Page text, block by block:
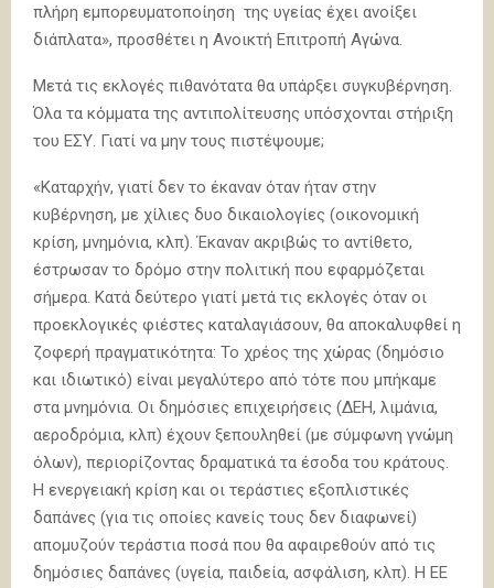
πλήρη εμπορευματοποίηση της υγείας έχει ανοίξει
διάπλατα», προσθέτει η Ανοικτή Επιτροπή Αγώνα.
Μετά τις εκλογές πιθανότατα θα υπάρξει συγκυβέρνηση.
Όλα τα κόμματα της αντιπολίτευσης υπόσχονται στήριξη
του ΕΣΥ. Γιατί να μην τους πιστέψουμε;
«Καταρχήν, γιατί δεν το έκαναν όταν ήταν στην
κυβέρνηση, με χίλιες δυο δικαιολογίες (οικονομική
κρίση, μνημόνια, κλπ). Έκαναν ακριβώς το αντίθετο,
έστρωσαν το δρόμο στην πολιτική που εφαρμόζεται
σήμερα. Κατά δεύτερο γιατί μετά τις εκλογές όταν οι
προεκλογικές φιέστες καταλαγιάσουν, θα αποκαλυφθεί η
ζοφερή πραγματικότητα: Το χρέος της χώρας (δημόσιο
και ιδιωτικό) είναι μεγαλύτερο από τότε που μπήκαμε
στα μνημόνια. Οι δημόσιες επιχειρήσεις (ΔΕΗ, λιμάνια,
αεροδρόμια, κλπ) έχουν ξεπουληθεί (με σύμφωνη γνώμη
όλων), περιορίζοντας δραματικά τα έσοδα του κράτους.
Η ενεργειακή κρίση και οι τεράστιες εξοπλιστικές
δαπάνες (για τις οποίες κανείς τους δεν διαφωνεί)
απομυζούν τεράστια ποσά που θα αφαιρεθούν από τις
δημόσιες δαπάνες (υγεία, παιδεία, ασφάλιση, κλπ). Η ΕΕ